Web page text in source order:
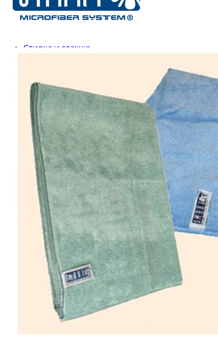
Коврики
Банные принадлежности
Стирка и глажка
Smart
Жар-Птица
a-zHouse
Tupperware
Доставка и Оплата
Блог
Контакты
/ 0 Р